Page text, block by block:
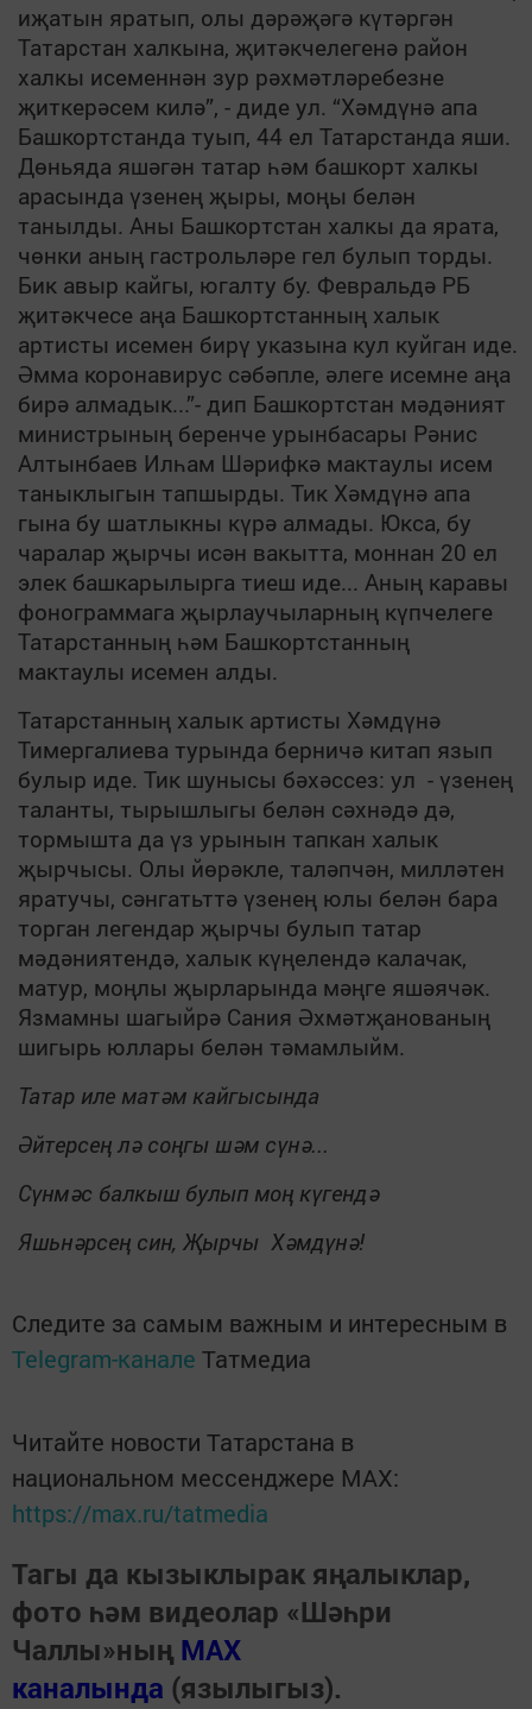
иҗатын яратып, олы дәрәҗәгә күтәргән
Татарстан халкына, җитәкчелегенә район
халкы исеменнән зур рәхмәтләребезне
җиткерәсем килә”, - диде ул. “Хәмдүнә апа
Башкортстанда туып, 44 ел Татарстанда яши.
Дөньяда яшәгән татар һәм башкорт халкы
арасында үзенең җыры, моңы белән
танылды. Аны Башкортстан халкы да ярата,
чөнки аның гастрольләре гел булып торды.
Бик авыр кайгы, югалту бу. Февральдә РБ
җитәкчесе аңа Башкортстанның халык
артисты исемен бирү указына кул куйган иде.
Әмма коронавирус сәбәпле, әлеге исемне аңа
бирә алмадык...”- дип Башкортстан мәдәният
министрының беренче урынбасары Рәнис
Алтынбаев Илһам Шәрифкә мактаулы исем
таныклыгын тапшырды. Тик Хәмдүнә апа
гына бу шатлыкны күрә алмады. Юкса, бу
чаралар җырчы исән вакытта, моннан 20 ел
элек башкарылырга тиеш иде... Аның каравы
фонограммага җырлаучыларның күпчелеге
Татарстанның һәм Башкортстанның
мактаулы исемен алды.
Татарстанның халык артисты Хәмдүнә
Тимергалиева турында берничә китап язып
булыр иде. Тик шунысы бәхәссез: ул - үзенең
таланты, тырышлыгы белән сәхнәдә дә,
тормышта да үз урынын тапкан халык
җырчысы. Олы йөрәкле, таләпчән, милләтен
яратучы, сәнгатьттә үзенең юлы белән бара
торган легендар җырчы булып татар
мәдәниятендә, халык күңелендә калачак,
матур, моңлы җырларында мәңге яшәячәк.
Язмамны шагыйрә Сания Әхмәтҗанованың
шигырь юллары белән тәмамлыйм.
Татар иле матәм кайгысында
Әйтерсең лә соңгы шәм сүнә...
Сүнмәс балкыш булып моң күгендә
Яшьнәрсең син, Җырчы Хәмдүнә!
Следите за самым важным и интересным в
Telegram-канале Татмедиа
Читайте новости Татарстана в
национальном мессенджере MАХ:
https://max.ru/tatmedia
Тагы да кызыклырак яңалыклар,
фото һәм видеолар «Шәһри
Чаллы»ның MAX
каналында (язылыгыз).